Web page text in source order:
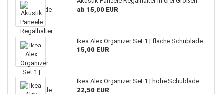
ab 15,00 EUR
Ikea Alex Organizer Set 1 | flache Schublade
15,00 EUR
Ikea Alex Organizer Set 1 | hohe Schublade
22,50 EUR